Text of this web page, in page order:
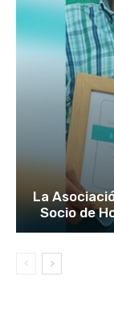
La
Socio de